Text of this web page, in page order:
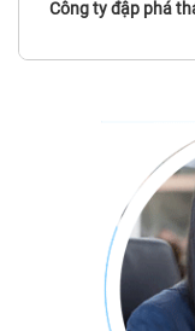
Công ty đập phá